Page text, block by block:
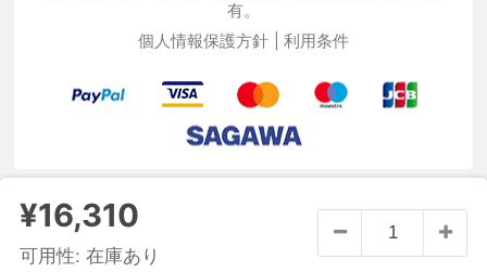
¥16,310
可用性: 在庫あり
有。
個人情報保護方針
利用条件